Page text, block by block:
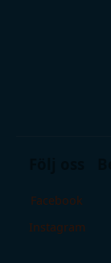
Facebook
Instagram